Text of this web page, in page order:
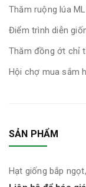
Thăm ruộng lúa
Điểm trình diễn
Thăm đồng ớt chỉ
Hội chợ mua sắm
SẢN PHẨM
Hạt giống bắp